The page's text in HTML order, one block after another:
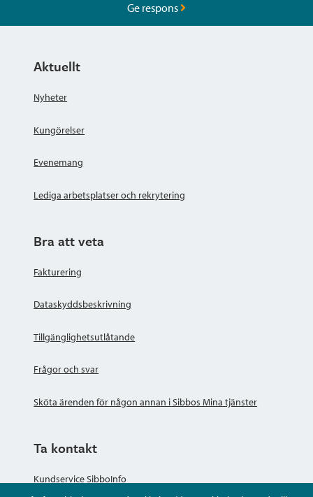
Ge respons
Aktuellt
Nyheter
Kungörelser
Evenemang
Lediga arbetsplatser och rekrytering
Bra att veta
Fakturering
Dataskyddsbeskrivning
Tillgänglighetsutlåtande
Frågor och svar
Sköta ärenden för någon annan i Sibbos Mina tjänster
Ta kontakt
Kundservice SibboInfo